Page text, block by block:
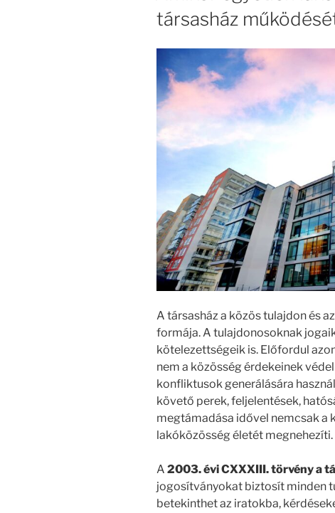
társasház
A társasház a közös tulajdon és
formája. A tulajdonosoknak
kötelezettségeik is. Előfordul
nem a közösség érdekeinek
konfliktusok generálására
követő perek, feljelentések,
megtámadása idővel nemcsak a
lakóközösség életét megnehezíti.
A 2003. évi CXXXIII. törvény a
jogosítványokat biztosít minden
betekinthet az iratokba,